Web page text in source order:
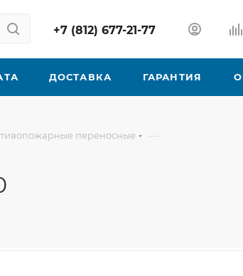
+7 (812) 677-21-77
ДОСТАВКА ГАРАНТИЯ
переносные —